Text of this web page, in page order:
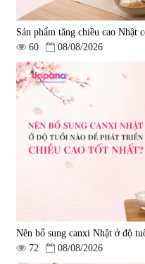
Sản phẩm tăng chiều cao Nhật
60
08/08/2026
Nên bổ sung canxi Nhật ở độ
72
08/08/2026